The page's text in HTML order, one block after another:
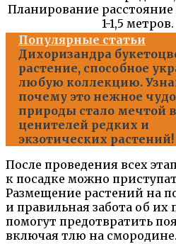
Планирование
1-1,5 метров.
Популярные статьи
Дихоризандра
растение, способное
любую коллекцию.
почему это нежное чудо
природы стало мечтой
ценителей редких и
экзотических растений!
После проведения всех
к посадке можно
Размещение растений на
и правильная забота об их
помогут предотвратить
включая тлю на смородине.